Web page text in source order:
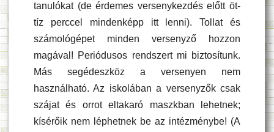
tanulókat (de érdemes versenykezdés előtt öt-
tíz perccel mindenképp itt lenni). Tollat és
számológépet minden versenyző hozzon
magával! Periódusos rendszert mi biztosítunk.
Más segédeszköz a versenyen nem
használható. Az iskolában a versenyzők csak
szájat és orrot eltakaró maszkban lehetnek;
kísérőik nem léphetnek be az intézménybe! (A